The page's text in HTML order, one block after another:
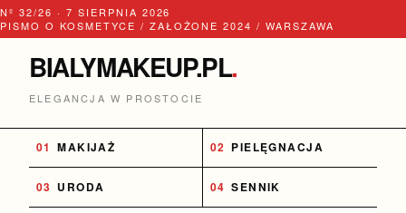
Nº 32/26 · 7 SIERPNIA 2026
PISMO O KOSMETYCE / ZAŁOŻONE 2024 / WARSZAWA
BIALYMAKEUP.PL.
ELEGANCJA W PROSTOCIE
MAKIJAŻ PIELĘGNACJA
URODA SENNIK